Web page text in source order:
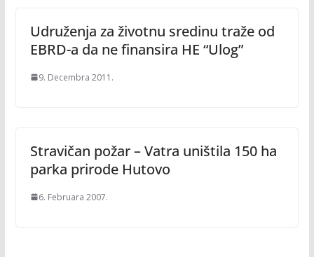
Udruženja za životnu sredinu traže od
EBRD-a da ne finansira HE “Ulog”
9. Decembra 2011.
Stravičan požar – Vatra uništila 150 ha
parka prirode Hutovo
6. Februara 2007.